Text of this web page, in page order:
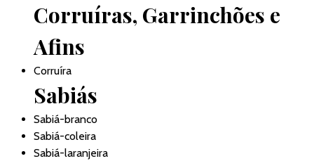
Corruíras, Garrinchões e
Afins
Corruíra
Sabiás
Sabiá-branco
Sabiá-coleira
Sabiá-laranjeira